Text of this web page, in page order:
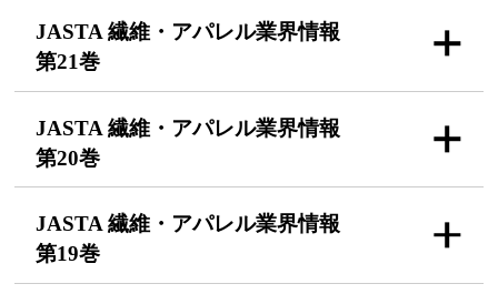
JASTA 繊維・アパレル業界情報
第21巻
JASTA 繊維・アパレル業界情報
第20巻
JASTA 繊維・アパレル業界情報
第19巻